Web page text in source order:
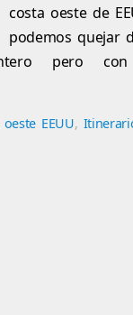
costa oeste de
podemos quejar
pero
oeste EEUU,